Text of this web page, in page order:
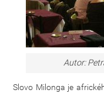
Autor:
Slovo Milonga je